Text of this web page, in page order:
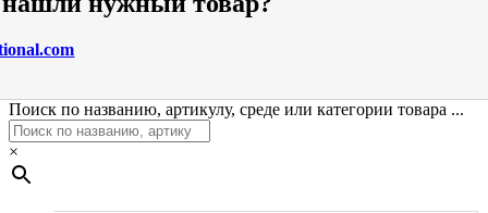
Поиск по названию, артикулу, среде или категории товара ...
×